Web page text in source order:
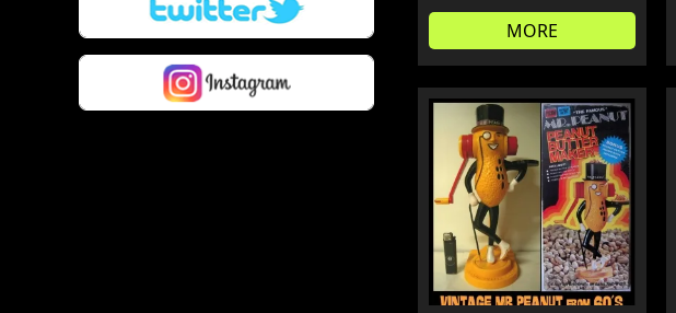
MORE